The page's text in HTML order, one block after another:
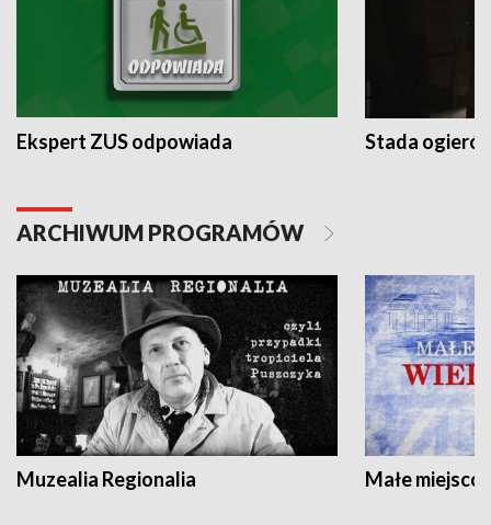
Ekspert ZUS odpowiada Stada
ARCHIWUM PROGRAMÓW
Muzealia Regionalia Małe